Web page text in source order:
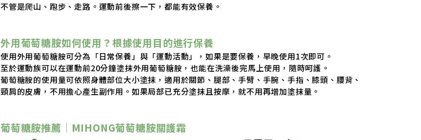
不管是爬山、跑步、走路。運動前後擦一下，都能有效保養。
外用葡萄糖胺如何使用？根據使用目的進行保養
使用外用葡萄糖胺可分為「日常保養」與「運動活動」，如果是要保養，早晚使用1次即可。
至於運動族可以在運動前20分鐘塗抹外用葡萄糖胺，也能在洗澡後完馬上使用，隨時呵護。
葡萄糖胺的使用量可依照身體部位大小塗抹，適用於關節、腿部、手臂、手腕、手指、膝頭、腰背、
頸肩的皮膚，不用擔心產生副作用。如果局部已充分塗抹且按摩，就不用再增加塗抹量。
葡萄糖胺推薦｜ MIHONG葡萄糖胺關護霜